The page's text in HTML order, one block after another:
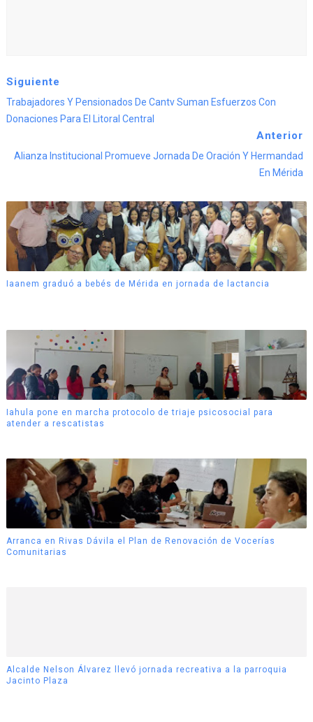
Siguiente
Trabajadores Y Pensionados De Cantv Suman Esfuerzos Con
Donaciones Para El Litoral Central
Anterior
Alianza Institucional Promueve Jornada De Oración Y Hermandad
En Mérida
Iaanem graduó a bebés de Mérida en jornada de lactancia
Iahula pone en marcha protocolo de triaje psicosocial para
atender a rescatistas
Arranca en Rivas Dávila el Plan de Renovación de Vocerías
Comunitarias
Alcalde Nelson Álvarez llevó jornada recreativa a la parroquia
Jacinto Plaza